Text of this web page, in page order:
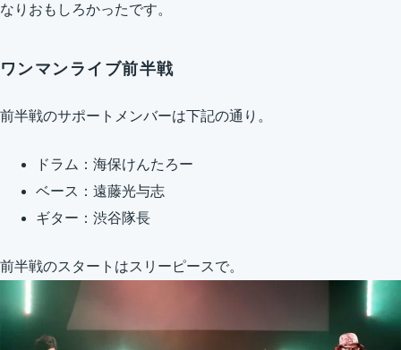
なりおもしろかったです。
ワンマンライブ前半戦
前半戦のサポートメンバーは下記の通り。
ドラム：海保けんたろー
ベース：遠藤光与志
ギター：渋谷隊長
前半戦のスタートはスリーピースで。